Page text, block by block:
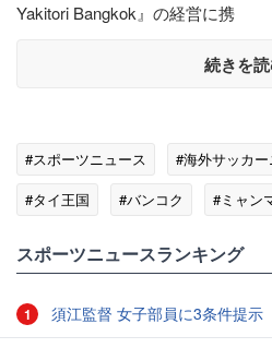
Yakitori Bangkok』の経営に携
続きを
#スポーツニュース #海外サッカ
#タイ王国
#バンコク
#ミャン
スポーツニュースランキング
1 須江監督 女子部員に3条件提示